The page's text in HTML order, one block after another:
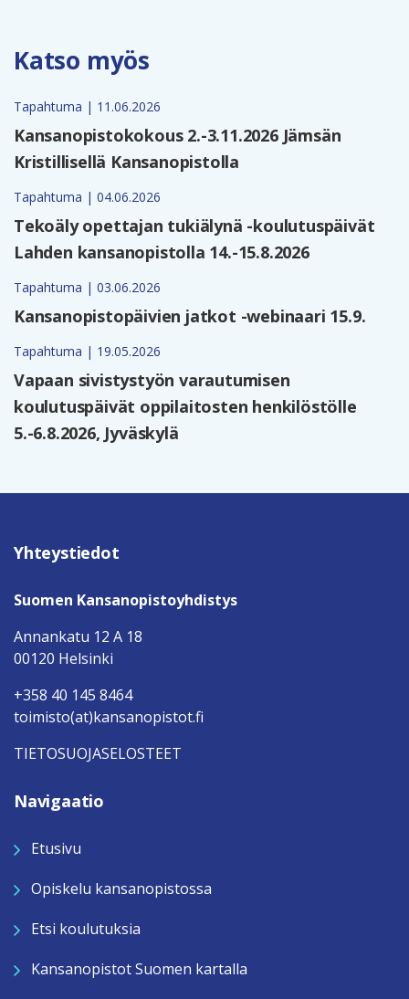
Katso myös
Tapahtuma | 11.06.2026
Kansanopistokokous 2.-3.11.2026 Jämsän
Kristillisellä Kansanopistolla
Tapahtuma | 04.06.2026
Tekoäly opettajan tukiälynä -koulutuspäivät
Lahden kansanopistolla 14.-15.8.2026
Tapahtuma | 03.06.2026
Kansanopistopäivien jatkot -webinaari 15.9.
Tapahtuma | 19.05.2026
Vapaan sivistystyön varautumisen
koulutuspäivät oppilaitosten henkilöstölle
5.-6.8.2026, Jyväskylä
Yhteystiedot
Suomen Kansanopistoyhdistys
Annankatu 12 A 18
00120 Helsinki
+358 40 145 8464
toimisto(at)kansanopistot.fi
TIETOSUOJASELOSTEET
Navigaatio
Etusivu
Opiskelu kansanopistossa
Etsi koulutuksia
Kansanopistot Suomen kartalla